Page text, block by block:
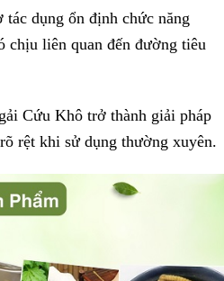
tác dụng ổn định chức năng
chịu liên quan đến đường tiêu
Cứu Khô trở thành giải pháp
rệt khi sử dụng thường xuyên.